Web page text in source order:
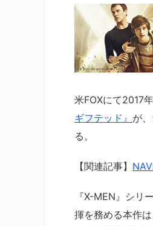
米FOXにて2017
ギフテッド』 が
る。
【関連記事】
『X-MEN』シリ
揮を務める本作